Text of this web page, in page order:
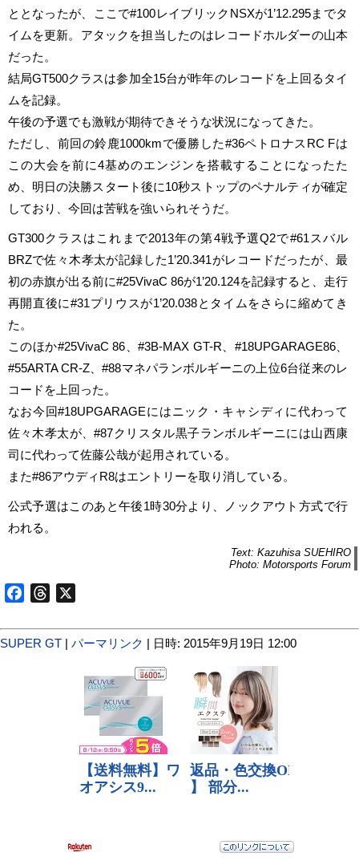
ととなったが、ここで#100レイブリックNSXが1’12.295までタ
イムを更新。アタックを担当したのはレコードホルダーの山本
だった。
結局GT500クラスは参加全15台が昨年のレコードを上回るタイ
ムを記録。
午後の予選でも激戦が期待できそうな状況になってきた。
ただし、前回の鈴鹿1000kmで優勝した#36ペトロナスRC Fは
この大会を前に4基めのエンジンを搭載することになったた
め、明日の決勝スタート後に10秒ストップのペナルティが確定
しており、今回は苦戦を強いられそうだ。
GT300クラスはこれまで2013年の第4戦予選Q2で#61スバル
BRZで佐々木孝太が記録した1’20.341がレコードだったが、最
初の赤旗が出る前に#25VivaC 86が1’20.124を記録すると、走行
再開直後に#31プリウスが1’20.038とタイムをさらに縮めてき
た。
このほか#25VivaC 86、#3B-MAX GT-R、#18UPGARAGE86、
#55ARTA CR-Z、#88マネパランボルギーニの上位6台従来のレ
コードを上回った。
なお今回#18UPGARAGEにはニック・キャシディに代わって
佐々木孝太が、#87クリスタル黒子ランボルギーニには山西康
司に代わって佐藤公哉が起用されている。
また#86アウディR8はエントリーを取り消している。
公式予選はこのあと午後1時30分より、ノックアウト方式で行
われる。
Text: Kazuhisa SUEHIRO
Photo: Motorsports Forum
FacebookThreads
SUPER GT | パーマリンク | 日時: 2015年9月19日 12:00